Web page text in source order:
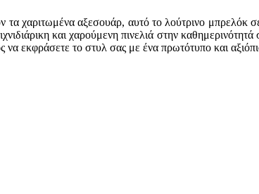
τα χαριτωμένα αξεσουάρ, αυτό το λούτρινο
και χαρούμενη πινελιά στην
να εκφράσετε το στυλ σας με ένα πρωτότυπο και